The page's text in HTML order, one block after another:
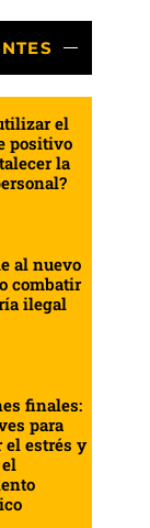
el
positivo
la
al nuevo
combatir
ilegal
finales:
para
el estrés y